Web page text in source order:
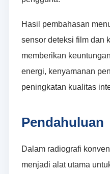
Hasil pembahasan
sensor deteksi film dan
memberikan
energi, kenyamanan
peningkatan kualitas
Pendahuluan
Dalam radiografi
menjadi alat utama